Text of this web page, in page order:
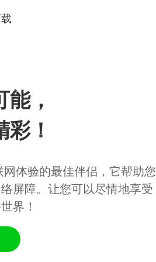
，
！
体验的最佳伴侣，它帮助您
屏障。让您可以尽情地享受
界！